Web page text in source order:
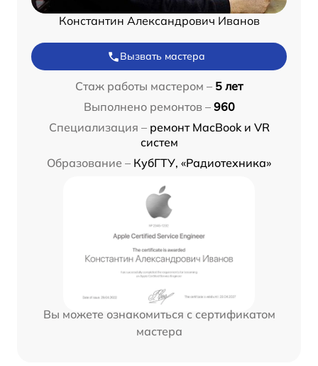
Константин Александрович Иванов
Вызвать мастера
Стаж работы мастером – 5 лет
Выполнено ремонтов – 960
Специализация – ремонт MacBook и VR
систем
Образование – КубГТУ, «Радиотехника»
Вы можете ознакомиться с сертификатом
мастера